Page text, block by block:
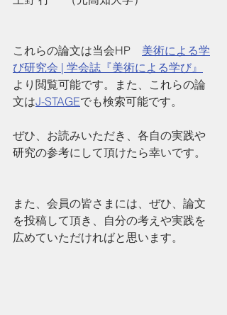
これらの論文は当会HP 美術による学
び研究会 | 学会誌『美術による学び』
より閲覧可能です。また、これらの論
文はJ-STAGEでも検索可能です。
ぜひ、お読みいただき、各自の実践や
研究の参考にして頂けたら幸いです。
また、会員の皆さまには、ぜひ、論文
を投稿して頂き、自分の考えや実践を
広めていただければと思います。